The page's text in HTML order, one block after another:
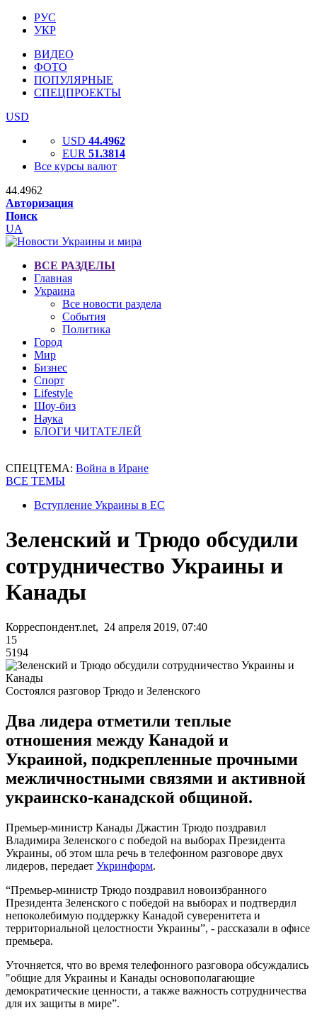
РУС
УКР
ВИДЕО
ФОТО
ПОПУЛЯРНЫЕ
СПЕЦПРОЕКТЫ
USD
USD 44.4962
EUR 51.3814
Все курсы валют
44.4962
Авторизация
Поиск
UA
ВСЕ РАЗДЕЛЫ
Главная
Украина
Все новости раздела
События
Политика
Город
Мир
Бизнес
Спорт
Lifestyle
Шоу-биз
Наука
БЛОГИ ЧИТАТЕЛЕЙ
СПЕЦТЕМА: Война в Иране
ВСЕ ТЕМЫ
Вступление Украины в ЕС
Зеленский и Трюдо обсудили
сотрудничество Украины и
Канады
Корреспондент.net, 24 апреля 2019, 07:40
15
5194
Состоялся разговор Трюдо и Зеленского
Два лидера отметили теплые
отношения между Канадой и
Украиной, подкрепленные прочными
межличностными связями и активной
украинско-канадской общиной.
Премьер-министр Канады Джастин Трюдо поздравил
Владимира Зеленского с победой на выборах Президента
Украины, об этом шла речь в телефонном разговоре двух
лидеров, передает Укринформ.
“Премьер-министр Трюдо поздравил новоизбранного
Президента Зеленского с победой на выборах и подтвердил
непоколебимую поддержку Канадой суверенитета и
территориальной целостности Украины”, - рассказали в офисе
премьера.
Уточняется, что во время телефонного разговора обсуждались
"общие для Украины и Канады основополагающие
демократические ценности, а также важность сотрудничества
для их защиты в мире”.